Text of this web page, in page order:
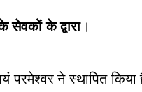
सेवकों के द्वारा।
परमेश्वर ने स्थापित